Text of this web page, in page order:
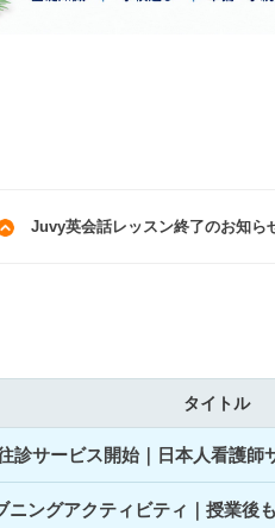
Juvy英会話レッスン終了のお知ら
タイトル
診サービス開始｜日本人看護
ニングアクティビティ｜授業後